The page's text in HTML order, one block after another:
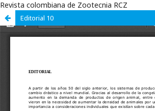
Revista colombiana de Zootecnia RCZ
Editorial 10